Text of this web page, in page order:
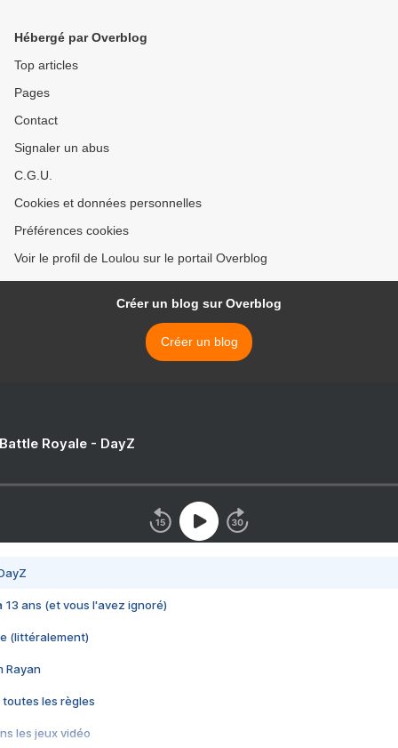
Hébergé par Overblog
Top articles
Pages
Contact
Signaler un abus
C.G.U.
Cookies et données personnelles
Préférences cookies
Voir le profil de Loulou sur le portail Overblog
Créer un blog sur Overblog
Créer un blog
Royale - DayZ
13 ans (et vous l'avez ignoré)
(littéralement)
Rayan
toutes les règles
les jeux vidéo